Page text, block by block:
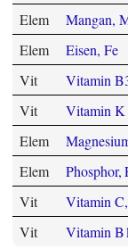
Elem
Mangan,
Elem
Eisen, Fe
Vit
Vitamin
Vit
Vitamin K
Elem
Elem
Phosphor,
Vit
Vitamin
Vit
Vitamin